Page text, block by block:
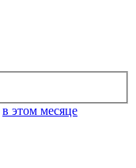
в этом месяце